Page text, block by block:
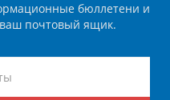
бюллетени и
почтовый ящик.